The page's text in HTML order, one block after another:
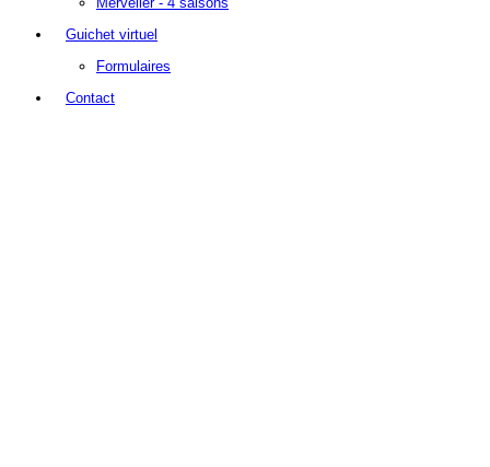
Guichet virtuel
Formulaires
Contact